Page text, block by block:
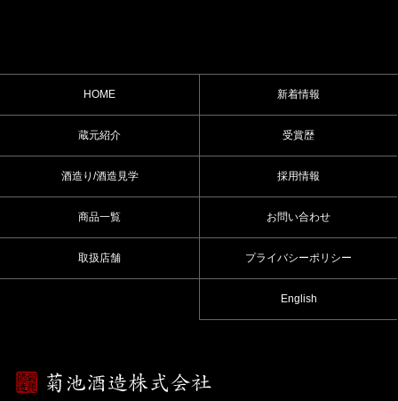
HOME
蔵元紹介
酒造り/酒造見学
商品一覧
取扱店舗
新着情報
受賞歴
採用情報
お問い合わせ
プライバシーポリシー
English